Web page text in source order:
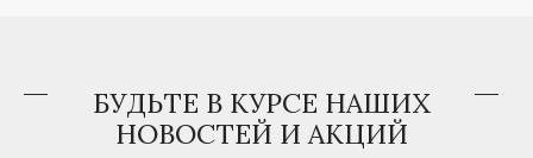
БУДЬТЕ В КУРСЕ НАШИХ
НОВОСТЕЙ И АКЦИЙ